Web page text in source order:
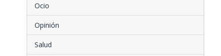
Ocio
Opinión
Salud